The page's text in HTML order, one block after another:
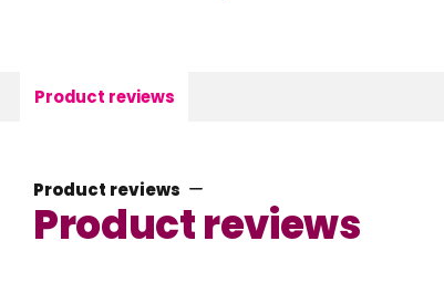
Product reviews
Product reviews
Product reviews